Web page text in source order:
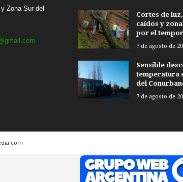
Zona Sur del
Cortes de
caídos y
por el
7 de agosto de
Sensible
temperatura
del
7 de agosto de